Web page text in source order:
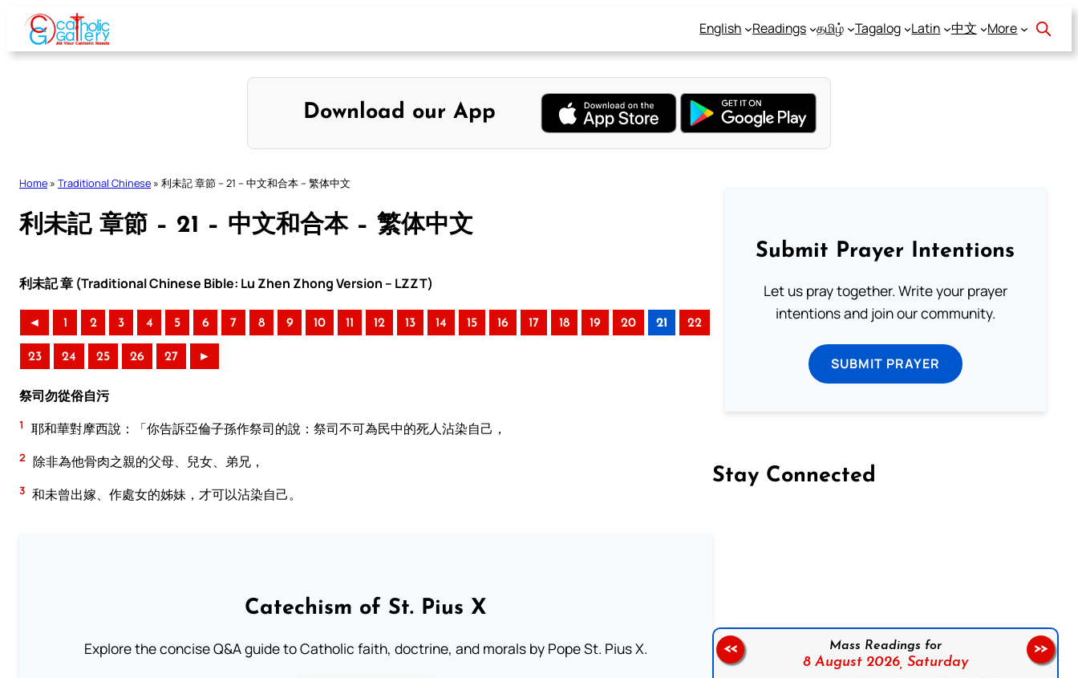
Skip
content
English Readings தமிழ் Tagalog Latin 中文 More
Download our App
Home » Traditional Chinese » 利未記 章節 – 21 – 中文和合本 – 繁体中文
利未記 章節 – 21 – 中文和合本 – 繁体中文
利未記 章 (Traditional Chinese Bible: Lu Zhen Zhong Version – LZZT)
◄ 1 2 3 4 5 6 7 8 9 10 11 12 13 14 15 16 17 18 19 20 21 22
23 24 25 26 27 ►
祭司勿從俗自污
1 耶和華對摩西說：「你告訴亞倫子孫作祭司的說：祭司不可為民中的死人沾染自己，
2 除非為他骨肉之親的父母、兒女、弟兄，
3 和未曾出嫁、作處女的姊妹，才可以沾染自己。
Catechism of St. Pius X
Explore the concise Q&A guide to Catholic faith, doctrine, and morals by Pope St. Pius X.
Submit Prayer Intentions
Let us pray together. Write your prayer
intentions and join our community.
SUBMIT PRAYER
Stay Connected
Mass Readings for
8 August 2026, Saturday
<< >>